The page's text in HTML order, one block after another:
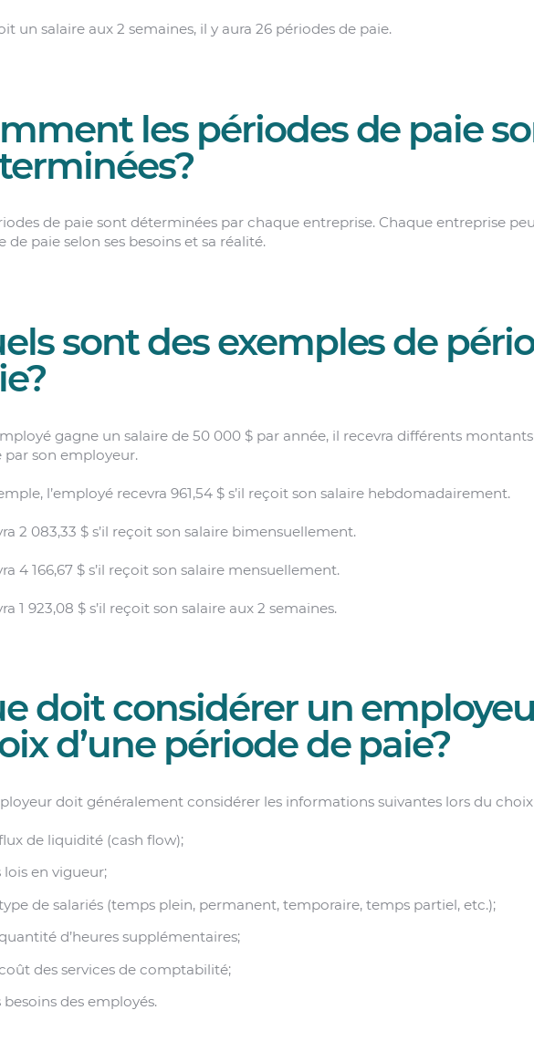
un salaire aux 2 semaines, il y aura 26 périodes de paie.
les périodes de paie
de paie sont déterminées par chaque entreprise. Chaque entreprise
de paie selon ses besoins et sa réalité.
sont des exemples de
gagne un salaire de 50 000 $ par année, il recevra différents
par son employeur.
l’employé recevra 961,54 $ s’il reçoit son salaire hebdomadairement.
2 083,33 $ s’il reçoit son salaire bimensuellement.
4 166,67 $ s’il reçoit son salaire mensuellement.
1 923,08 $ s’il reçoit son salaire aux 2 semaines.
doit considérer un
d’une période de paie?
doit généralement considérer les informations suivantes lors du choix
de liquidité (cash flow);
lois en vigueur;
de salariés (temps plein, permanent, temporaire, temps partiel, etc.);
d’heures supplémentaires;
des services de comptabilité;
besoins des employés.